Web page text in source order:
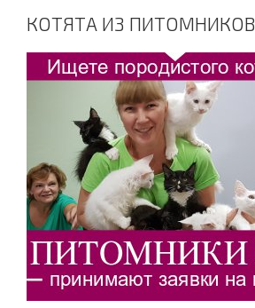
КОТЯТА ИЗ ПИТОМНИКОВ